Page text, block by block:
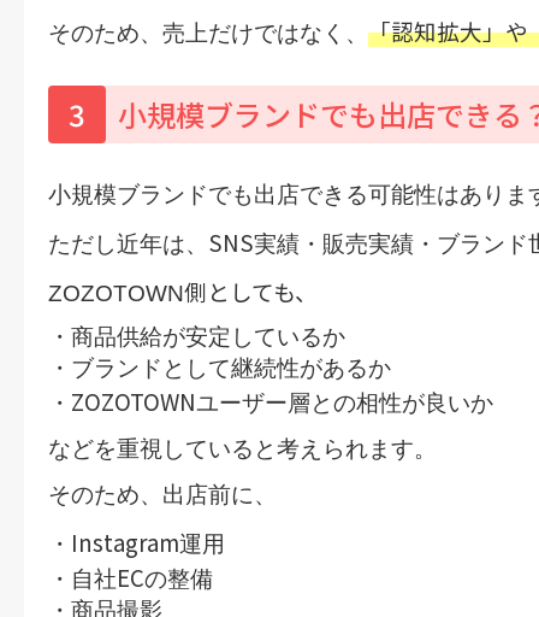
そのため、売上だけではなく、 「認知拡大」や
3 小規模ブランドでも出店できる
小規模ブランドでも出店できる可能性はありま
ただし近年は、 SNS実績・販売実績・ブランド
ZOZOTOWN側としても、
・商品供給が安定しているか
・ブランドとして継続性があるか
・ ZOZOTOWNユーザー層との相性が良いか
などを重視していると考えられます。
そのため、出店前に、
・ Instagram運用
・自社ECの整備
・商品撮影